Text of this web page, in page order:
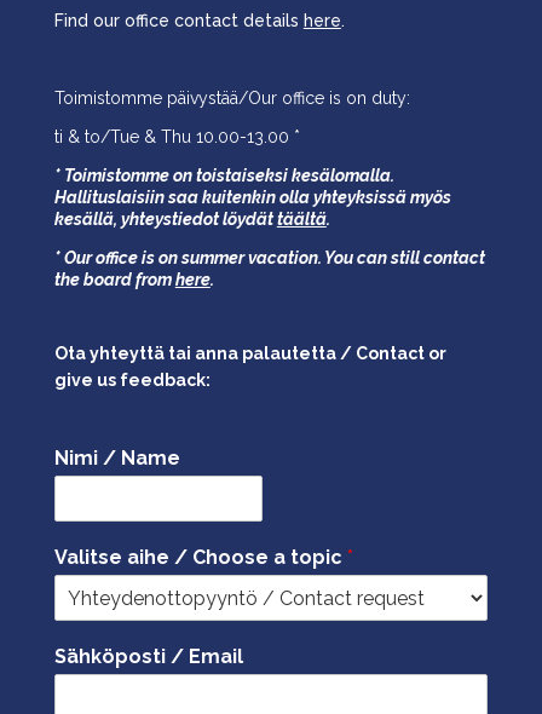
Find our office contact details here.
Toimistomme päivystää/Our office is on duty:
ti & to/Tue & Thu 10.00-13.00 *
* Toimistomme on toistaiseksi kesälomalla.
Hallituslaisiin saa kuitenkin olla yhteyksissä myös
kesällä, yhteystiedot löydättäältä.
* Our office is on summer vacation. You can still contact
the board fromhere.
Ota yhteyttä tai anna palautetta / Contact or
give us feedback:
Nimi / Name
Valitse aihe / Choose a topic *
Sähköposti / Email